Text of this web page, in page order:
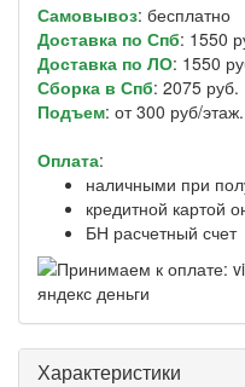
Самовывоз: бесплатно
Доставка по Спб: 1550
Доставка по ЛО: 1550
Сборка в Спб: 2075 руб.
Подъем: от 300 руб/этаж.
Оплата:
наличными при
кредитной картой
БН расчетный счет
Характеристики